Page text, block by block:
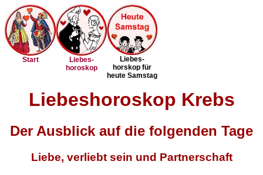
Start
Liebes-
horoskop
Liebes-
horskop für
heute Samstag
Liebeshoroskop Krebs
Der Ausblick auf die folgenden Tage
Liebe, verliebt sein und Partnerschaft